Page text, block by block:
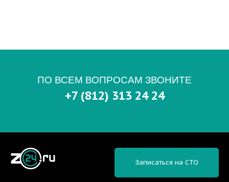
ПО ВСЕМ ВОПРОСАМ ЗВОНИТЕ
+7 (812) 313 24 24
Записаться на СТО